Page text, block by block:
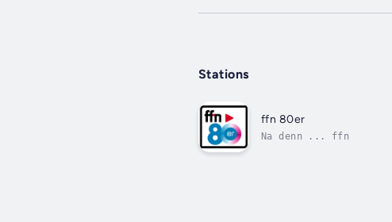
Stations
ffn 80er
Na denn ... ffn